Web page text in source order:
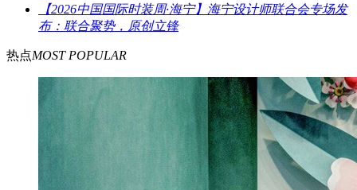
【2026中国国际时装周·海宁】海宁设计师联合会专场发
布：联合聚势，原创立锋
热点MOST POPULAR